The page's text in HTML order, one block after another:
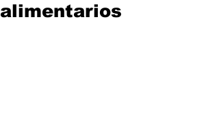
alimentarios